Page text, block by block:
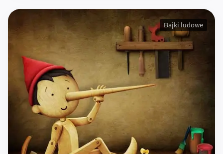
Bajki ludowe